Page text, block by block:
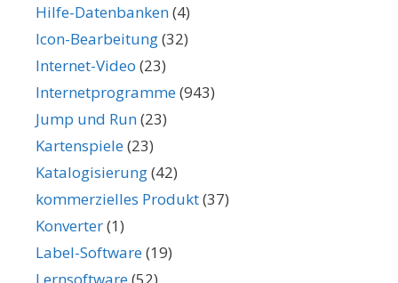
Hilfe-Datenbanken(4)
Icon-Bearbeitung(32)
Internet-Video (23)
Internetprogramme(943)
Jump und Run(23)
Kartenspiele(23)
Katalogisierung(42)
kommerzielles Produkt(37)
Konverter(1)
Label-Software(19)
Lernsoftware(52)